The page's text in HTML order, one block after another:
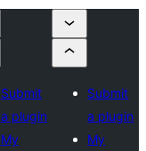
Submit
a plugin
My
Submit
a plugin
My